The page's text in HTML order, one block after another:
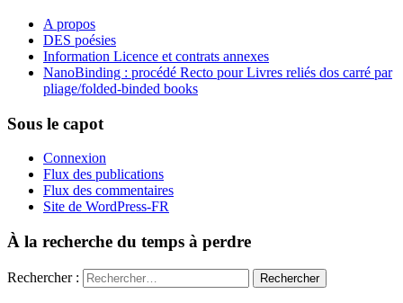
A propos
DES poésies
Information Licence et contrats annexes
NanoBinding : procédé Recto pour Livres reliés dos carré par
pliage/folded-binded books
Sous le capot
Connexion
Flux des publications
Flux des commentaires
Site de WordPress-FR
À la recherche du temps à perdre
Rechercher :